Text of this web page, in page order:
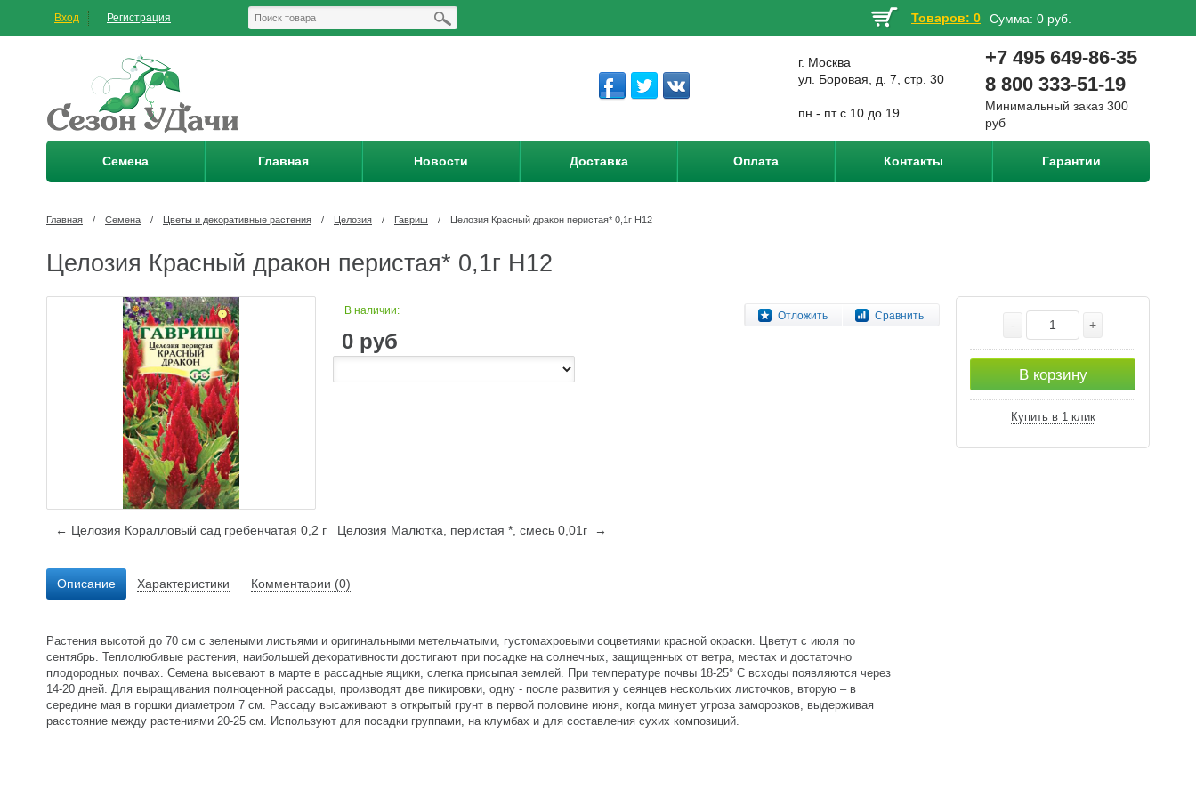
Вход Регистрация Товаров: 0 Сумма: 0 руб.
г. Москва
ул. Боровая, д. 7, стр. 30
пн - пт с 10 до 19
+7 495 649-86-35
8 800 333-51-19
Минимальный заказ 300
руб
Семена Главная Новости Доставка Оплата Контакты Гарантии
Главная / Семена / Цветы и декоративные растения / Целозия / Гавриш / Целозия Красный дракон перистая* 0,1г Н12
Целозия Красный дракон перистая* 0,1г Н12
Отложить Сравнить
В наличии:
0 руб
- +
В корзину
Купить в 1 клик
← Целозия Коралловый сад гребенчатая 0,2 г Целозия Малютка, перистая *, смесь 0,01г →
Описание Характеристики Комментарии (0)
Растения высотой до 70 см с зелеными листьями и оригинальными метельчатыми, густомахровыми соцветиями красной окраски. Цветут с июля по
сентябрь. Теплолюбивые растения, наибольшей декоративности достигают при посадке на солнечных, защищенных от ветра, местах и достаточно
плодородных почвах. Семена высевают в марте в рассадные ящики, слегка присыпая землей. При температуре почвы 18-25° С всходы появляются через
14-20 дней. Для выращивания полноценной рассады, производят две пикировки, одну - после развития у сеянцев нескольких листочков, вторую – в
середине мая в горшки диаметром 7 см. Рассаду высаживают в открытый грунт в первой половине июня, когда минует угроза заморозков, выдерживая
расстояние между растениями 20-25 см. Используют для посадки группами, на клумбах и для составления сухих композиций.